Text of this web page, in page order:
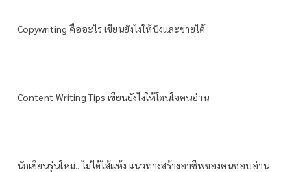
Copywriting คืออะไร เขียนยังไงให้ปังและขายได้
Content Writing Tips เขียนยังไงให้โดนใจคนอ่าน
นักเขียนรุ่นใหม่.. ไม่ได้ไส้แห้ง แนวทางสร้างอาชีพของคนชอบอ่าน-